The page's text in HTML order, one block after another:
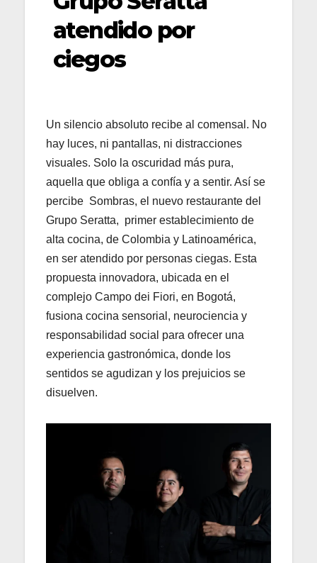
atendido por
ciegos
Un silencio absoluto recibe al comensal. No
hay luces, ni pantallas, ni distracciones
visuales. Solo la oscuridad más pura,
aquella que obliga a confía y a sentir. Así se
percibe Sombras, el nuevo restaurante del
Grupo Seratta, primer establecimiento de
alta cocina, de Colombia y Latinoamérica,
en ser atendido por personas ciegas. Esta
propuesta innovadora, ubicada en el
complejo Campo dei Fiori, en Bogotá,
fusiona cocina sensorial, neurociencia y
responsabilidad social para ofrecer una
experiencia gastronómica, donde los
sentidos se agudizan y los prejuicios se
disuelven.